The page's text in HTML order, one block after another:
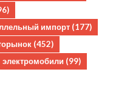
импорт (177)
(452)
электромобили (99)